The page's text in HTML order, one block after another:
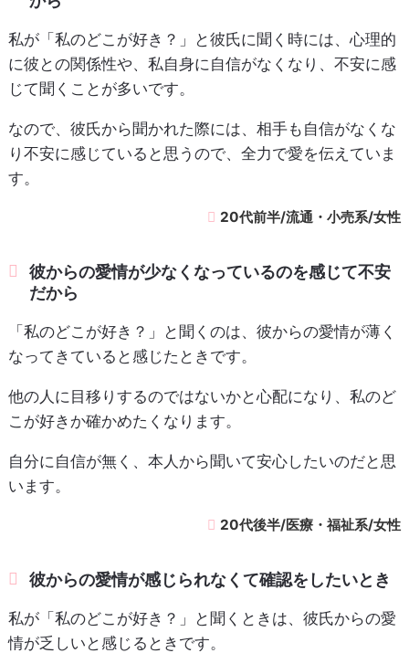
私が「私のどこが好き？」と彼氏に聞く時には、心理的
に彼との関係性や、私自身に自信がなくなり、不安に感
じて聞くことが多いです。
なので、彼氏から聞かれた際には、相手も自信がなくな
り不安に感じていると思うので、全力で愛を伝えていま
す。
20代前半/流通・小売系/女性
彼からの愛情が少なくなっているのを感じて不安
だから
「私のどこが好き？」と聞くのは、彼からの愛情が薄く
なってきていると感じたときです。
他の人に目移りするのではないかと心配になり、私のど
こが好きか確かめたくなります。
自分に自信が無く、本人から聞いて安心したいのだと思
います。
20代後半/医療・福祉系/女性
彼からの愛情が感じられなくて確認をしたいとき
私が「私のどこが好き？」と聞くときは、彼氏からの愛
情が乏しいと感じるときです。